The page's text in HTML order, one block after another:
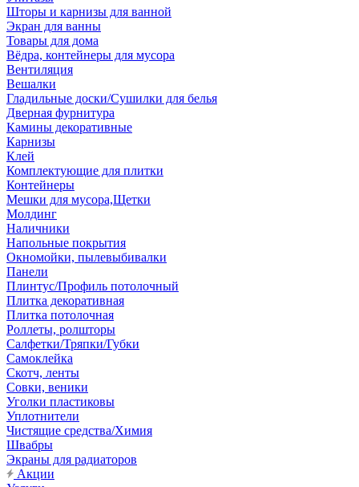
Шторы и карнизы для ванной
Экран для ванны
Товары для дома
Вёдра, контейнеры для мусора
Вентиляция
Вешалки
Гладильные доски/Сушилки для белья
Дверная фурнитура
Камины декоративные
Карнизы
Клей
Комплектующие для плитки
Контейнеры
Мешки для мусора,Щетки
Молдинг
Наличники
Напольные покрытия
Окномойки, пылевыбивалки
Панели
Плинтус/Профиль потолочный
Плитка декоративная
Плитка потолочная
Роллеты, ролшторы
Салфетки/Тряпки/Губки
Самоклейка
Скотч, ленты
Совки, веники
Уголки пластиковы
Уплотнители
Чистящие средства/Химия
Швабры
Экраны для радиаторов
Акции